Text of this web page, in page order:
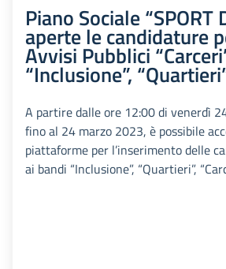
Piano Sociale “SPORT
aperte le candidature
Avvisi Pubblici
“Inclusione”,
A partire dalle ore 12:00 di venerdì
fino al 24 marzo 2023, è possibile
piattaforme per l’inserimento delle
ai bandi “Inclusione”, “Quartieri”,